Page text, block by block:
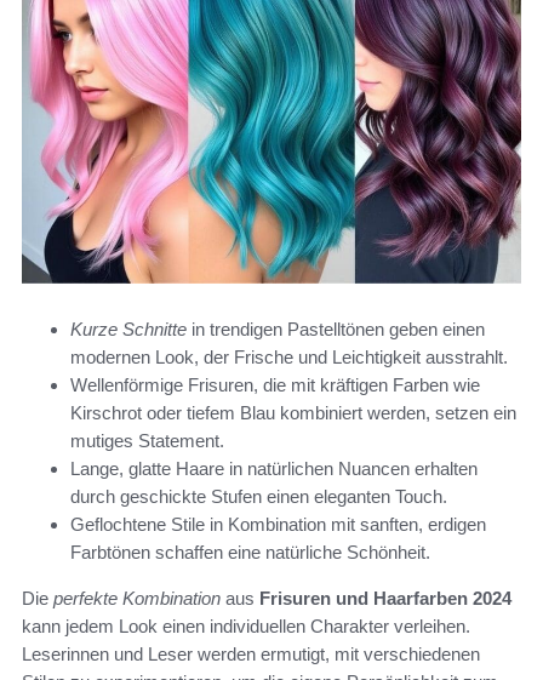
Kurze Schnitte in trendigen Pastelltönen geben einen
modernen Look, der Frische und Leichtigkeit ausstrahlt.
Wellenförmige Frisuren, die mit kräftigen Farben wie
Kirschrot oder tiefem Blau kombiniert werden, setzen ein
mutiges Statement.
Lange, glatte Haare in natürlichen Nuancen erhalten
durch geschickte Stufen einen eleganten Touch.
Geflochtene Stile in Kombination mit sanften, erdigen
Farbtönen schaffen eine natürliche Schönheit.
Die perfekte Kombination aus Frisuren und Haarfarben 2024
kann jedem Look einen individuellen Charakter verleihen.
Leserinnen und Leser werden ermutigt, mit verschiedenen